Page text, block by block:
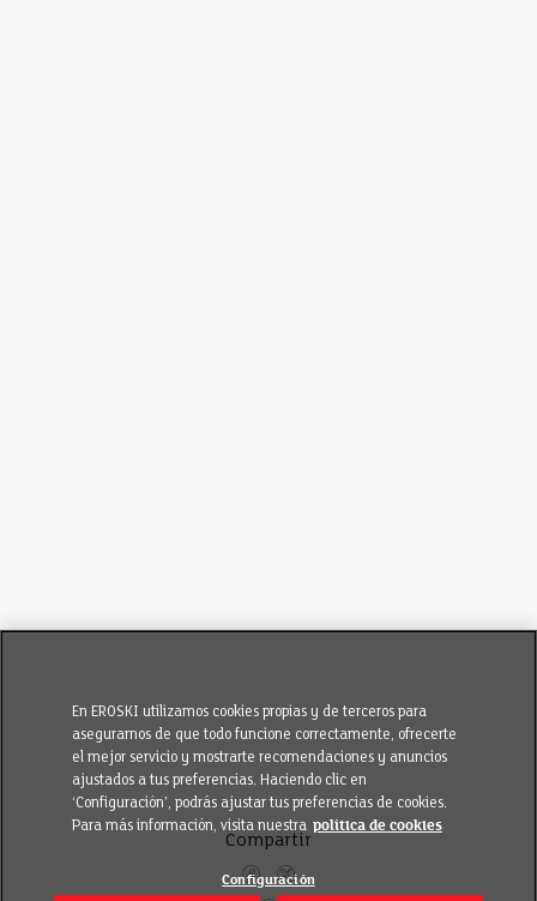
Compartir
En EROSKI utilizamos cookies propias y de terceros para
asegurarnos de que todo funcione correctamente, ofrecerte
el mejor servicio y mostrarte recomendaciones y anuncios
ajustados a tus preferencias. Haciendo clic en
‘Configuración’, podrás ajustar tus preferencias de cookies.
Para más información, visita nuestra política de cookies
Configuración